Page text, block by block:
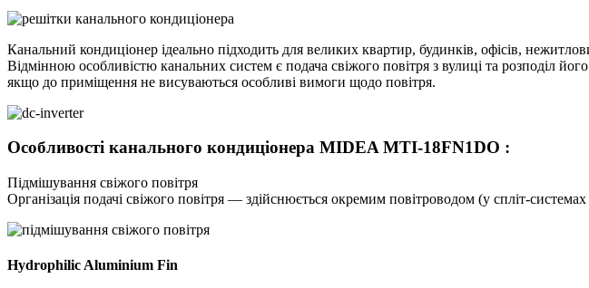
Канальний кондиціонер ідеально підходить для великих квартир, будинків, офісів,
Відмінною особливістю канальних систем є подача свіжого повітря з вулиці та розподіл
якщо до приміщення не висуваються особливі вимоги щодо повітря.
Особливості канального кондиціонера MIDEA MTI-18FN1DO :
Підмішування свіжого повітря
Організація подачі свіжого повітря — здійснюється окремим повітроводом (у спліт-
Hydrophilic Aluminium Fin